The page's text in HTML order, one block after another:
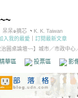
呆呆๑摘芯 、 K. K. Taiwan
入我的最愛
訂閱最新文章
治圓桌論壇~~】城市／市政中心
華區 投票區 影